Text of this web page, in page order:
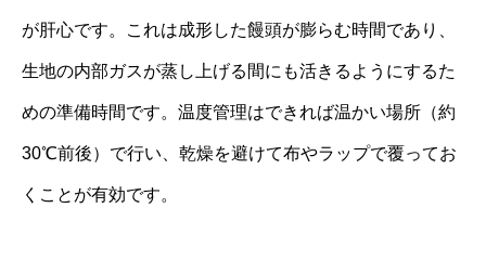
が肝心です。これは成形した饅頭が膨らむ時間であり、
生地の内部ガスが蒸し上げる間にも活きるようにするた
めの準備時間です。温度管理はできれば温かい場所（約
30℃前後）で行い、乾燥を避けて布やラップで覆ってお
くことが有効です。